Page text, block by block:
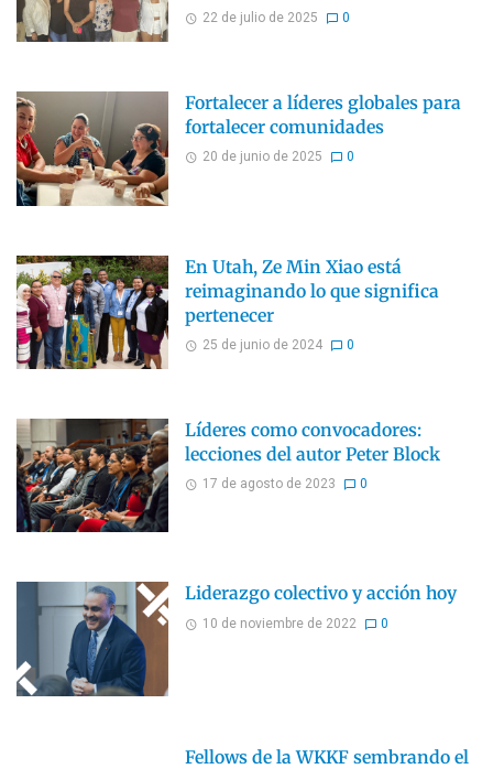
22 de julio de 2025 0
Fortalecer a líderes globales para
fortalecer comunidades
20 de junio de 2025 0
En Utah, Ze Min Xiao está
reimaginando lo que significa
pertenecer
25 de junio de 2024 0
Líderes como convocadores:
lecciones del autor Peter Block
17 de agosto de 2023 0
Liderazgo colectivo y acción hoy
10 de noviembre de 2022 0
Fellows de la WKKF sembrando el